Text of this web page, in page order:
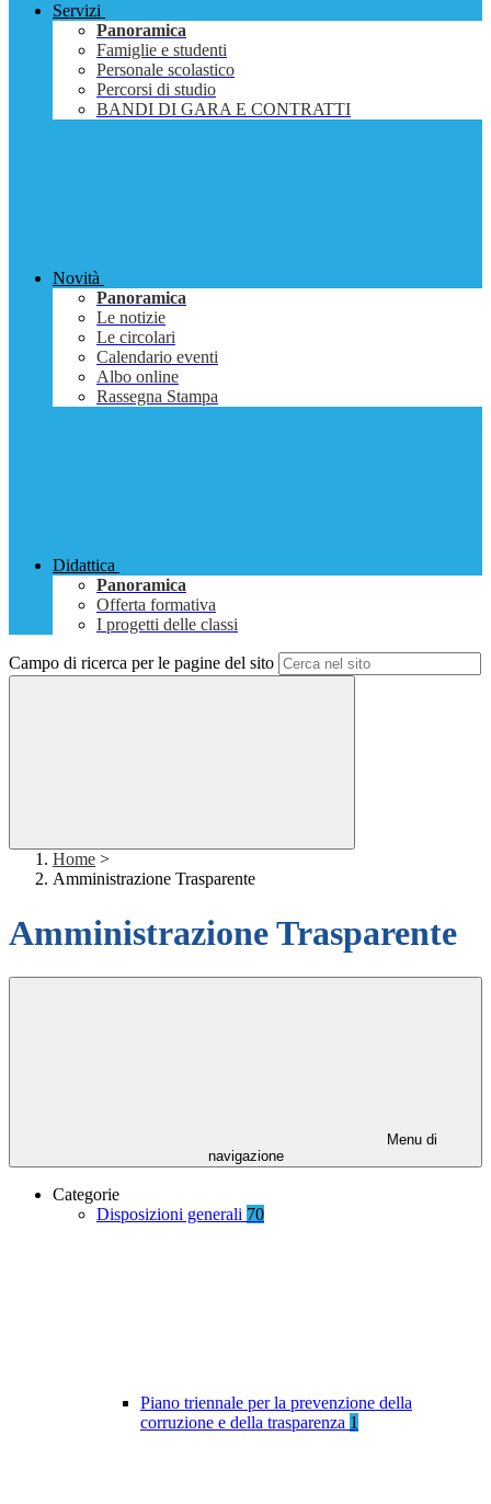
Servizi
Panoramica
Famiglie e studenti
Personale scolastico
Percorsi di studio
BANDI DI GARA E CONTRATTI
Novità
Panoramica
Le notizie
Le circolari
Calendario eventi
Albo online
Rassegna Stampa
Didattica
Panoramica
Offerta formativa
I progetti delle classi
Campo di ricerca per le pagine del sito
Home >
Amministrazione Trasparente
Amministrazione Trasparente
Menu di
navigazione
Categorie
Disposizioni generali 70
Piano triennale per la prevenzione della
corruzione e della trasparenza 1